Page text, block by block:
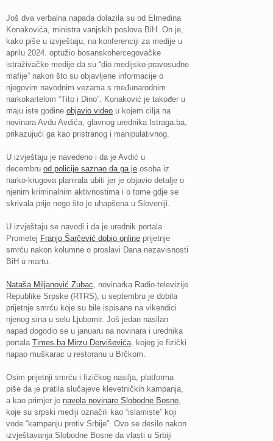
Još dva verbalna napada dolazila su od Elmedina
Konakovića, ministra vanjskih poslova BiH. On je,
kako piše u izvještaju, na konferenciji za medije u
aprilu 2024. optužio bosanskohercegovačke
istraživačke medije da su “dio medijsko-pravosudne
mafije” nakon što su objavljene informacije o
njegovim navodnim vezama s međunarodnim
narkokartelom “Tito i Dino”. Konaković je također u
maju iste godine objavio video u kojem cilja na
novinara Avdu Avdića, glavnog urednika Istraga.ba,
prikazujući ga kao pristranog i manipulativnog.
U izvještaju je navedeno i da je Avdić u
decembru od policije saznao da ga je osoba iz
narko-krugova planirala ubiti jer je objavio detalje o
njenim kriminalnim aktivnostima i o tome gdje se
skrivala prije nego što je uhapšena u Sloveniji.
U izvještaju se navodi i da je urednik portala
Prometej Franjo Šarčević dobio online prijetnje
smrću nakon kolumne o proslavi Dana nezavisnosti
BiH u martu.
Nataša Miljanović Zubac , novinarka Radio-televizije
Republike Srpske (RTRS), u septembru je dobila
prijetnje smrću koje su bile ispisane na vikendici
njenog sina u selu Ljubomir. Još jedan nasilan
napad dogodio se u januaru na novinara i urednika
portala Times.ba Mirzu Derviševića , kojeg je fizički
napao muškarac u restoranu u Brčkom.
Osim prijetnji smrću i fizičkog nasilja, platforma
piše da je pratila slučajeve klevetničkih kampanja,
a kao primjer je navela novinare Slobodne Bosne
koje su srpski mediji označili kao “islamiste” koji
vode “kampanju protiv Srbije”. Ovo se desilo nakon
izvještavanja Slobodne Bosne da vlasti u Srbiji